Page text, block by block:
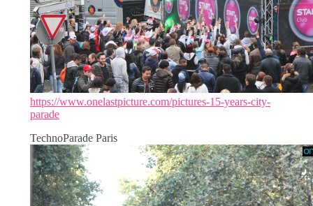
https://www.onelastpicture.com/pictures-15-years-city-
parade
TechnoParade Paris